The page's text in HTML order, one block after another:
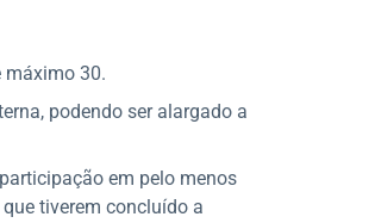
máximo 30.
podendo ser alargado a
em pelo menos
tiverem concluído a